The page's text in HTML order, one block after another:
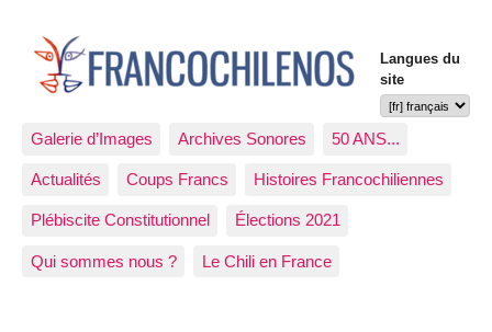
Langues du
site
Galerie d’Images Archives Sonores 50 ANS...
Actualités Coups Francs Histoires Francochiliennes
Plébiscite Constitutionnel Élections 2021
Qui sommes nous ? Le Chili en France